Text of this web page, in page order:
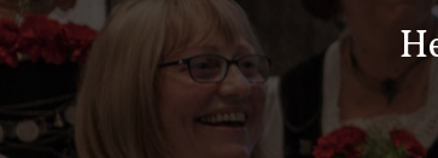
Zum
Inhalt